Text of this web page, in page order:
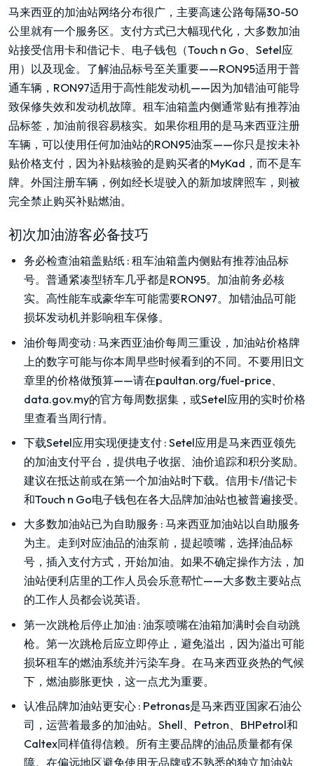
马来西亚的加油站网络分布很广，主要高速公路每隔30-50
公里就有一个服务区。支付方式已大幅现代化，大多数加油
站接受信用卡和借记卡、电子钱包（Touch n Go、Setel应
用）以及现金。了解油品标号至关重要——RON95适用于普
通车辆，RON97适用于高性能发动机——因为加错油可能导
致保修失效和发动机故障。租车油箱盖内侧通常贴有推荐油
品标签，加油前很容易核实。如果你租用的是马来西亚注册
车辆，可以使用任何加油站的RON95油泵——你只是按未补
贴价格支付，因为补贴核验的是购买者的MyKad，而不是车
牌。外国注册车辆，例如经长堤驶入的新加坡牌照车，则被
完全禁止购买补贴燃油。
初次加油游客必备技巧
务必检查油箱盖贴纸 : 租车油箱盖内侧贴有推荐油品标
号。普通紧凑型轿车几乎都是RON95。加油前务必核
实。高性能车或豪华车可能需要RON97。加错油品可能
损坏发动机并影响租车保修。
油价每周变动 : 马来西亚油价每周三重设，加油站价格牌
上的数字可能与你本周早些时候看到的不同。不要用旧文
章里的价格做预算——请在paultan.org/fuel-price、
data.gov.my的官方每周数据集，或Setel应用的实时价格
里查看当周行情。
下载Setel应用实现便捷支付 : Setel应用是马来西亚领先
的加油支付平台，提供电子收据、油价追踪和积分奖励。
建议在抵达前或在第一个加油站时下载。信用卡/借记卡
和Touch n Go电子钱包在各大品牌加油站也被普遍接受。
大多数加油站已为自助服务 : 马来西亚加油站以自助服务
为主。走到对应油品的油泵前，提起喷嘴，选择油品标
号，插入支付方式，开始加油。如果不确定操作方法，加
油站便利店里的工作人员会乐意帮忙——大多数主要站点
的工作人员都会说英语。
第一次跳枪后停止加油 : 油泵喷嘴在油箱加满时会自动跳
枪。第一次跳枪后应立即停止，避免溢出，因为溢出可能
损坏租车的燃油系统并污染车身。在马来西亚炎热的气候
下，燃油膨胀更快，这一点尤为重要。
认准品牌加油站更安心 : Petronas是马来西亚国家石油公
司，运营着最多的加油站。Shell、Petron、BHPetrol和
Caltex同样值得信赖。所有主要品牌的油品质量都有保
障。在偏远地区避免使用无品牌或不熟悉的独立加油站